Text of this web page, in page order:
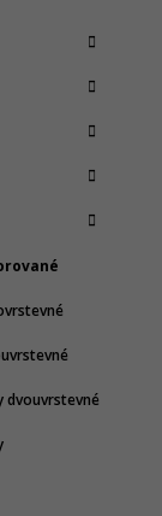
dvouvrstevné